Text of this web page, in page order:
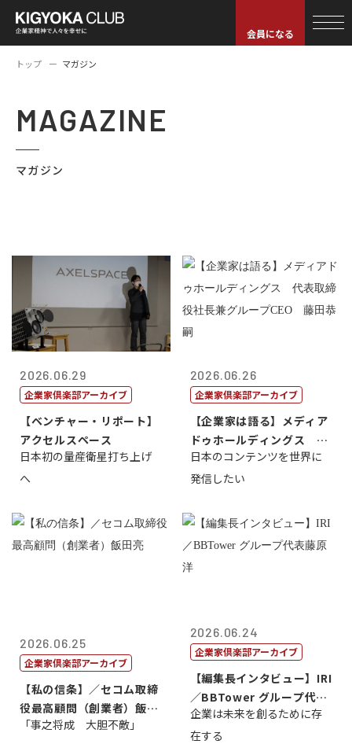
会員になる
トップ マガジン
MAGAZINE
マガジン
2026.06.29
企業家倶楽部アーカイブ
【ベンチャー・リポート】
アクセルスペース
日本初の量産衛星打ち上げ
へ
2026.06.26
企業家倶楽部アーカイブ
【企業家は語る】メディア
ドゥホールディングス 代
表取締役社長...
日本のコンテンツを世界に
発信したい
2026.06.25
企業家倶楽部アーカイブ
【私の信条】／セコム取締
役最高顧問（創業者）飯田
亮
「事之将成 大胆不敵」
2026.06.24
企業家倶楽部アーカイブ
【編集長インタビュー】IRI
／BBTower グループ代表
藤...
企業は未来を創るために存
在する